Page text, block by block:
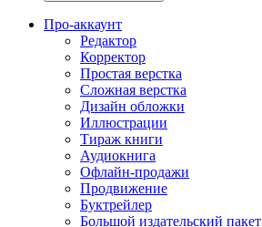
Про-аккаунт
Редактор
Корректор
Простая верстка
Сложная верстка
Дизайн обложки
Иллюстрации
Тираж книги
Аудиокнига
Офлайн-продажи
Продвижение
Буктрейлер
Большой издательский пакет